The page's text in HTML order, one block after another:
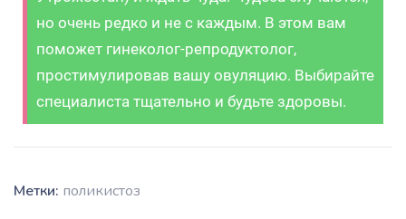
но очень редко и не с каждым. В этом вам
поможет гинеколог-репродуктолог,
простимулировав вашу овуляцию. Выбирайте
специалиста тщательно и будьте здоровы.
Метки: поликистоз